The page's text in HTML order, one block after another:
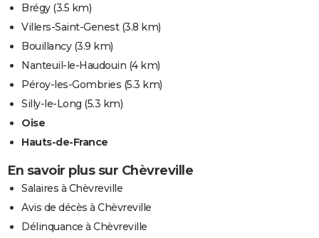
Brégy(3.5 km)
Villers-Saint-Genest(3.8 km)
Bouillancy(3.9 km)
Nanteuil-le-Haudouin (4 km)
Péroy-les-Gombries (5.3 km)
Silly-le-Long (5.3 km)
Oise
Hauts-de-France
En savoir plus sur Chèvreville
Salaires à Chèvreville
Avis de décès à Chèvreville
Délinquance à Chèvreville